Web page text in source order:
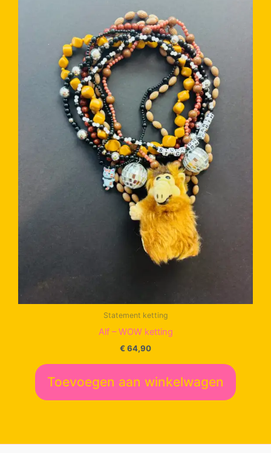
Statement ketting
Alf – WOW ketting
€ 64,90
Toevoegen aan winkelwagen